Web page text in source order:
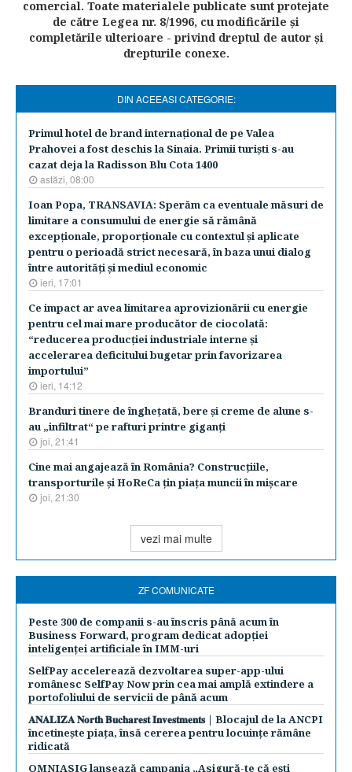
comercial. Toate materialele publicate sunt protejate
de către Legea nr. 8/1996, cu modificările şi
completările ulterioare - privind dreptul de autor şi
drepturile conexe.
DIN ACEEASI CATEGORIE:
​Primul hotel de brand internaţional de pe Valea
Prahovei a fost deschis la Sinaia. Primii turişti s-au
cazat deja la Radisson Blu Cota 1400
astăzi, 08:00
Ioan Popa, TRANSAVIA: Sperăm ca eventuale măsuri de
limitare a consumului de energie să rămână
excepţionale, proporţionale cu contextul şi aplicate
pentru o perioadă strict necesară, în baza unui dialog
între autorităţi şi mediul economic
ieri, 17:01
Ce impact ar avea limitarea aprovizionării cu energie
pentru cel mai mare producător de ciocolată:
“reducerea producţiei industriale interne şi
accelerarea deficitului bugetar prin favorizarea
importului”
ieri, 14:12
Branduri tinere de îngheţată, bere şi creme de alune s-
au „infiltrat“ pe rafturi printre giganţi
joi, 21:41
Cine mai angajează în România? Construcţiile,
transporturile şi HoReCa ţin piaţa muncii în mişcare
joi, 21:30
vezi mai multe
ZF COMUNICATE
Peste 300 de companii s-au înscris până acum în
Business Forward, program dedicat adopției
inteligenței artificiale în IMM-uri
SelfPay accelerează dezvoltarea super-app-ului
românesc SelfPay Now prin cea mai amplă extindere a
portofoliului de servicii de până acum
𝐀𝐍𝐀𝐋𝐈𝐙𝐀 𝐍𝐨𝐫𝐭𝐡 𝐁𝐮𝐜𝐡𝐚𝐫𝐞𝐬𝐭 𝐈𝐧𝐯𝐞𝐬𝐭𝐦𝐞𝐧𝐭𝐬 | Blocajul de la ANCPI
încetinește piața, însă cererea pentru locuințe rămâne
ridicată
OMNIASIG lansează campania „Asigură-te că ești